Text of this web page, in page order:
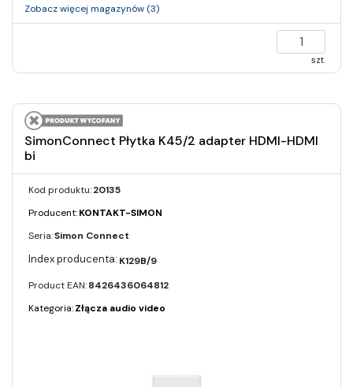
Zobacz więcej magazynów (3)
szt.
SimonConnect Płytka K45/2 adapter HDMI-HDMI
bi
Kod produktu:20135
Producent:KONTAKT-SIMON
Seria:Simon Connect
K129B/9
Product EAN:8426436064812
Kategoria:Złącza audio video